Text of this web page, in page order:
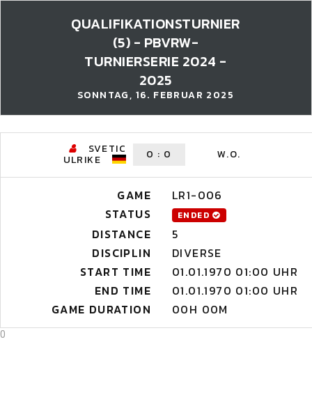
QUALIFIKATIONSTURNIER
(5) - PBVRW-
TURNIERSERIE 2024 -
2025
SONNTAG, 16. FEBRUAR 2025
SVETIC
ULRIKE 0 : 0 W.O.
GAME
LR1-006
STATUS
ENDED
DISTANCE
5
DISCIPLIN
DIVERSE
START TIME
01.01.1970 01:00 UHR
END TIME
01.01.1970 01:00 UHR
GAME DURATION
00H 00M
0